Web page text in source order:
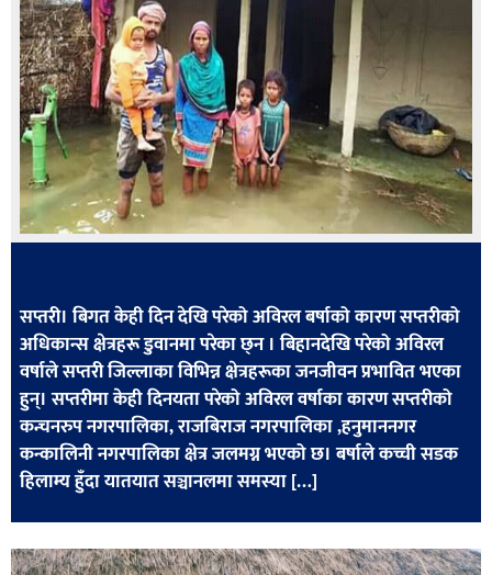
प्रमुख
समाचार
राष्ट्रिय
अन्तराष्ट्रिय
अन्तरबार्ता
अर्थ
मनोरञ्जन
फोटो
/
भिडियो
अन्य
शिक्षा
सप्तरी। बिगत केही दिन देखि परेको अविरल बर्षाको कारण सप्तरीको
अधिकान्स क्षेत्रहरू डुवानमा परेका छ्न । बिहानदेखि परेको अविरल
वर्षाले सप्तरी जिल्लाका विभिन्न क्षेत्रहरूका जनजीवन प्रभावित भएका
हुन्। सप्तरीमा केही दिनयता परेको अविरल वर्षाका कारण सप्तरीको
कन्चनरुप नगरपालिका, राजबिराज नगरपालिका ,हनुमाननगर
कन्कालिनी नगरपालिका क्षेत्र जलमग्न भएको छ। बर्षाले कच्ची सडक
हिलाम्य हुँदा यातयात सञ्चानलमा समस्या […]